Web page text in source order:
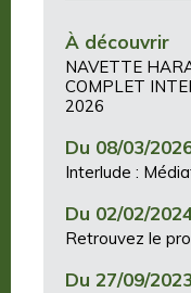
À découvrir
NAVETTE
COMPLET
2026
Du 08/03/
Interlude :
Du 02/02/
Retrouvez le
Du 27/09/